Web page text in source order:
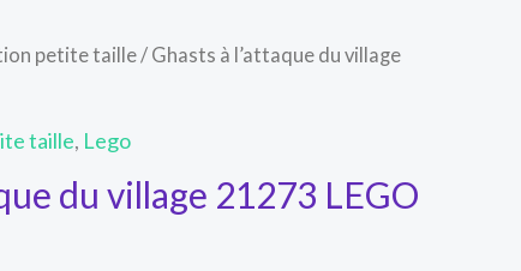
petite taille/ Ghasts à l’attaque du village
taille, Lego
du village 21273 LEGO